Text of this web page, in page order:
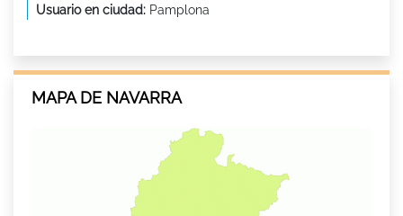
Usuario en ciudad: Pamplona
MAPA DE NAVARRA